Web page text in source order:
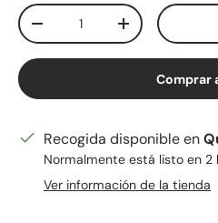
Cant.
Disminuir cantidadAumentar la
Comprar
Recogida disponible en
Normalmente está listo en 2
Ver información de la tienda